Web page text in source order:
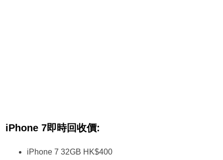
iPhone 7即時回收價:
iPhone 7 32GB HK$400